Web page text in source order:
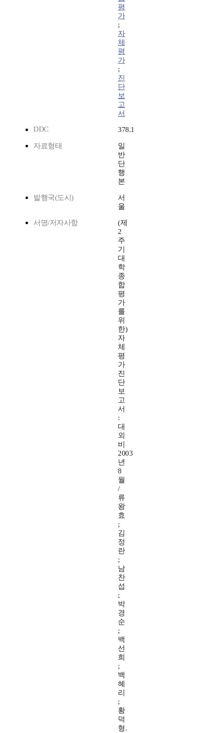
평
가
;
자
체
평
가
;
진
단
보
고
서
DDC
378.1
자료형태
일
반
단
행
본
발행국(도시)
서
울
서명/저자사항
(제
2
주
기
대
학
종
합
평
가
를
위
한)
자
체
평
가
진
단
보
고
서
:
대
외
비
2003
년
8
월
/
류
왕
효
;
김
정
란
;
남
찬
섭
;
박
경
순
;
백
선
희
;
백
혜
리
;
황
덕
형.